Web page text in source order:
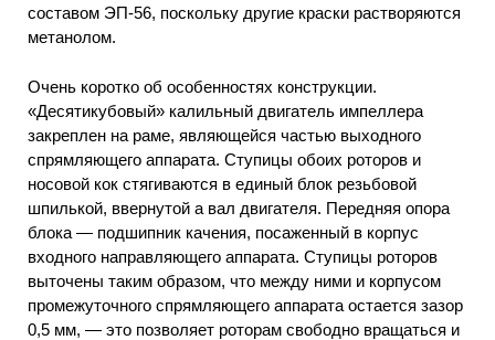
составом ЭП-56, поскольку другие краски растворяются
метанолом.
Очень коротко об особенностях конструкции.
«Десятикубовый» калильный двигатель импеллера
закреплен на раме, являющейся частью выходного
спрямляющего аппарата. Ступицы обоих роторов и
носовой кок стягиваются в единый блок резьбовой
шпилькой, ввернутой а вал двигателя. Передняя опора
блока — подшипник качения, посаженный в корпус
входного направляющего аппарата. Ступицы роторов
выточены таким образом, что между ними и корпусом
промежуточного спрямляющего аппарата остается зазор
0,5 мм, — это позволяет роторам свободно вращаться и